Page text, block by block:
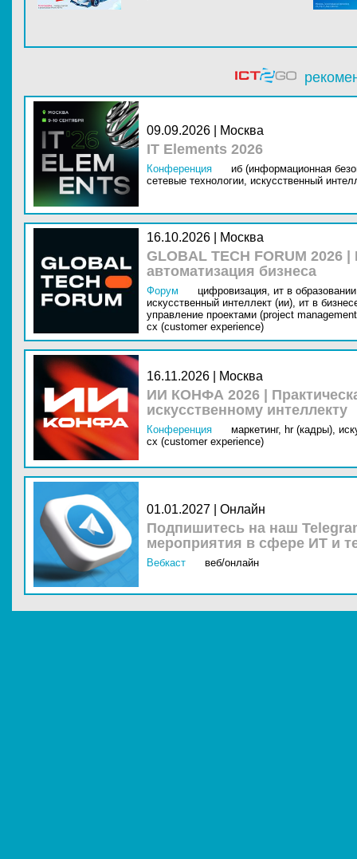
09.09.2026 | Москва
IT Elements 2026
Конференция
иб (информационная
сетевые технологии, искусственный
16.10.2026 | Москва
GLOBAL TECH FORUM
автоматизация бизнеса
Форум цифровизация, ит в
искусственный интеллект (ии), ит в
управление проектами (project
cx (customer experience)
16.11.2026 | Москва
ИИ КОНФА 2026 |
искусственному интеллекту
Конференция маркетинг, hr (кадры),
cx (customer experience)
01.01.2027 | Онлайн
Подпишитесь на наш
мероприятия в сфере ИТ и
Вебкаст веб/онлайн